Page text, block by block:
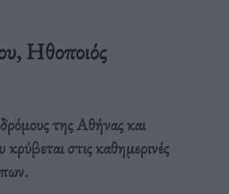
Ηθοποιός
της Αθήνας και
στις καθημερινές